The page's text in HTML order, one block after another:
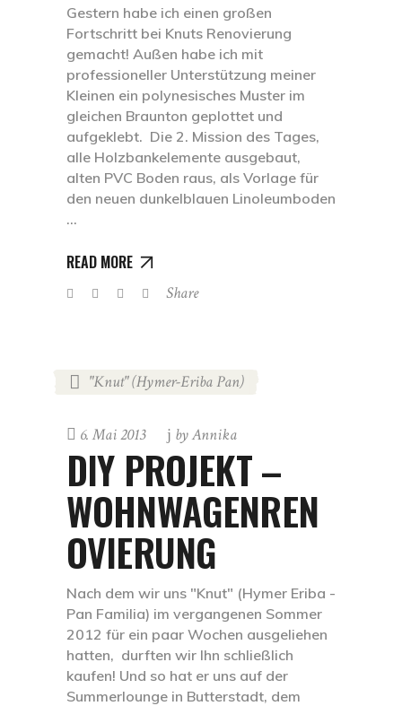
Gestern habe ich einen großen
Fortschritt bei Knuts Renovierung
gemacht! Außen habe ich mit
professioneller Unterstützung meiner
Kleinen ein polynesisches Muster im
gleichen Braunton geplottet und
aufgeklebt. Die 2. Mission des Tages,
alle Holzbankelemente ausgebaut,
alten PVC Boden raus, als Vorlage für
den neuen dunkelblauen Linoleumboden
READ MORE
Share
"Knut" (Hymer-Eriba Pan)
6. Mai 2013 byAnnika
DIY PROJEKT –
WOHNWAGENREN
OVIERUNG
Nach dem wir uns "Knut" (Hymer Eriba -
Pan Familia) im vergangenen Sommer
2012 für ein paar Wochen ausgeliehen
hatten, durften wir Ihn schließlich
kaufen! Und so hat er uns auf der
Summerlounge in Butterstadt, dem